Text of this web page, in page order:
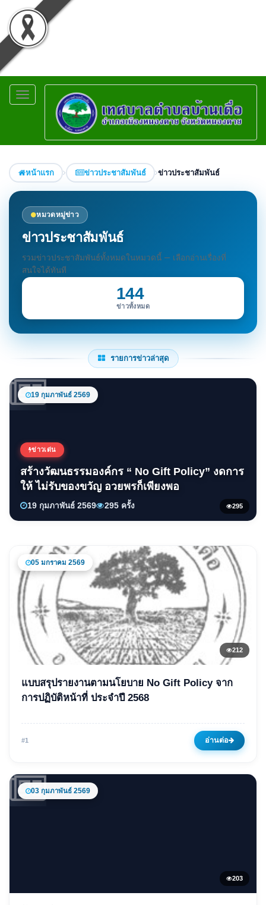
Toggle
navigation
หน้าแรก ข่าวประชาสัมพันธ์ ข่าวประชาสัมพันธ์
หมวดหมู่ข่าว
ข่าวประชาสัมพันธ์
รวมข่าวประชาสัมพันธ์ทั้งหมดในหมวดนี้ — เลือกอ่านเรื่องที่
สนใจได้ทันที
144
ข่าวทั้งหมด
รายการข่าวล่าสุด
19 กุมภาพันธ์ 2569
295
ข่าวเด่น
สร้างวัฒนธรรมองค์กร “ No Gift Policy” งดการ
ให้ ไม่รับของขวัญ อวยพรก็เพียงพอ
19 กุมภาพันธ์ 2569 295 ครั้ง
05 มกราคม 2569
212
แบบสรุปรายงานตามนโยบาย
No Gift Policy จากการปฏิบัติ
หน้าที่ ประจำปี 2568
แบบสรุปรายงานตามนโยบาย No Gift Policy จาก
การปฏิบัติหน้าที่ ประจำปี 2568
#1 อ่านต่อ
03 กุมภาพันธ์ 2569
203